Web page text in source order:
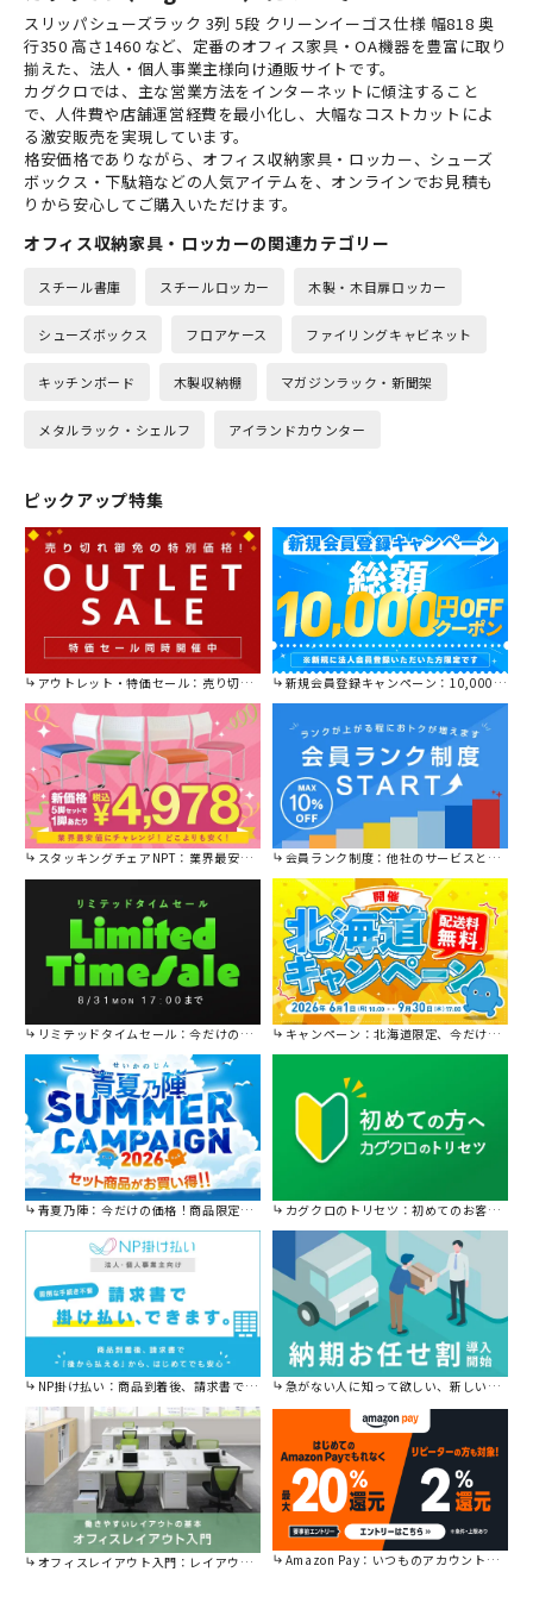
スリッパシューズラック 3列 5段 クリーンイーゴス仕様 幅818 奥
行350 高さ1460 など、定番のオフィス家具・OA機器を豊富に取り
揃えた、法人・個人事業主様向け通販サイトです。
カグクロでは、主な営業方法をインターネットに傾注すること
で、人件費や店舗運営経費を最小化し、大幅なコストカットによ
る激安販売を実現しています。
格安価格でありながら、オフィス収納家具・ロッカー、シューズ
ボックス・下駄箱などの人気アイテムを、オンラインでお見積も
りから安心してご購入いただけます。
オフィス収納家具・ロッカーの関連カテゴリー
スチール書庫 スチールロッカー 木製・木目扉ロッカー
シューズボックス フロアケース ファイリングキャビネット
キッチンボード 木製収納棚 マガジンラック・新聞架
メタルラック・シェルフ アイランドカウンター
ピックアップ特集
アウトレット・特価セール：売り切れ御免の特別価格！ 新規会員登録キャンペーン：10,000円OFFクーポン進呈中！
スタッキングチェアNPT：業界最安値に挑戦！ 会員ランク制度：他社のサービスと比較してください。
リミテッドタイムセール：今だけの限定セール。 キャンペーン：北海道限定、今だけ送料無料！
青夏乃陣：今だけの価格！商品限定セール開催中です。 カグクロのトリセツ：初めてのお客様はこちら。
NP掛け払い：商品到着後、請求書で後から払えます。 急がない人に知って欲しい、新しい割引を始めました。
オフィスレイアウト入門：レイアウトの基本をご紹介。 Amazon Pay：いつものアカウントで簡単に決済可能。